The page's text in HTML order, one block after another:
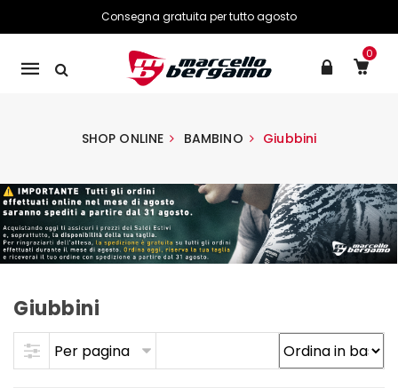
Consegna gratuita per tutto agosto
Mobile
0
SHOP ONLINE BAMBINO Giubbini
Skip to content
Giubbini
Per pagina